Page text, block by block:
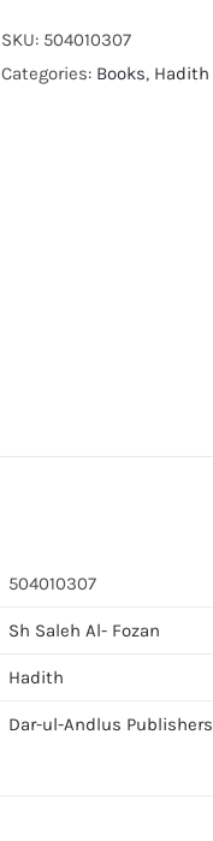
quantity
SKU: 504010307
Categories: Books, Hadith
504010307
Sh Saleh Al- Fozan
Hadith
Dar-ul-Andlus Publishers